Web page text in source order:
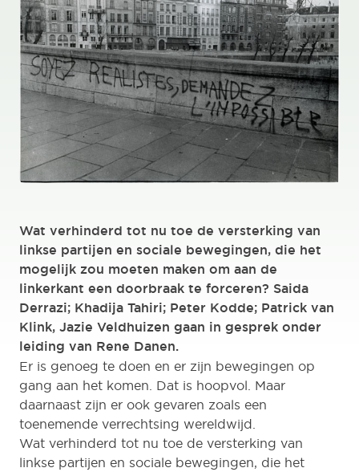
Wat verhinderd tot nu toe de versterking van
linkse partijen en sociale bewegingen, die het
mogelijk zou moeten maken om aan de
linkerkant een doorbraak te forceren? Saida
Derrazi; Khadija Tahiri; Peter Kodde; Patrick van
Klink, Jazie Veldhuizen gaan in gesprek onder
leiding van Rene Danen.
Er is genoeg te doen en er zijn bewegingen op
gang aan het komen. Dat is hoopvol. Maar
daarnaast zijn er ook gevaren zoals een
toenemende verrechtsing wereldwijd.
Wat verhinderd tot nu toe de versterking van
linkse partijen en sociale bewegingen, die het